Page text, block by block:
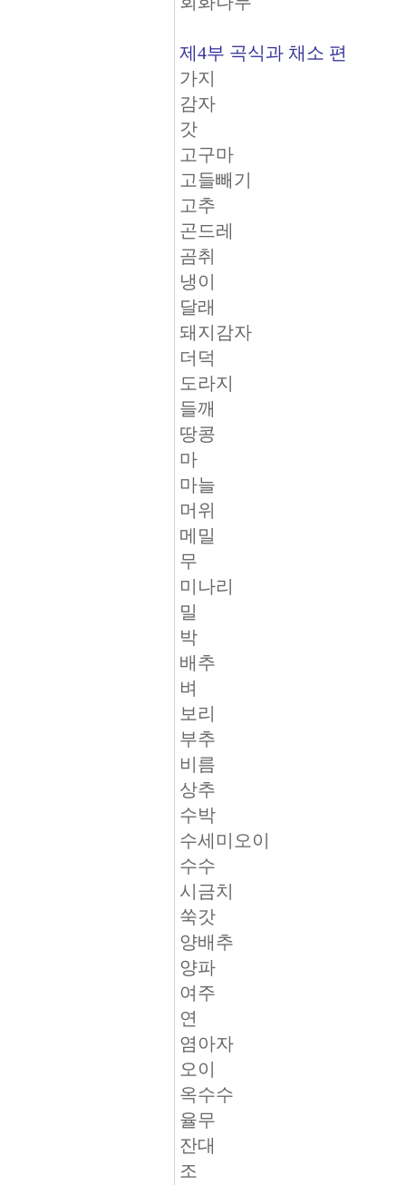
제4부 곡식과 채소 편
가지
감자
갓
고구마
고들빼기
고추
곤드레
곰취
냉이
달래
돼지감자
더덕
도라지
들깨
땅콩
마
마늘
머위
메밀
무
미나리
밀
박
배추
벼
보리
부추
비름
상추
수박
수세미오이
수수
시금치
쑥갓
양배추
양파
여주
연
염아자
오이
옥수수
율무
잔대
조